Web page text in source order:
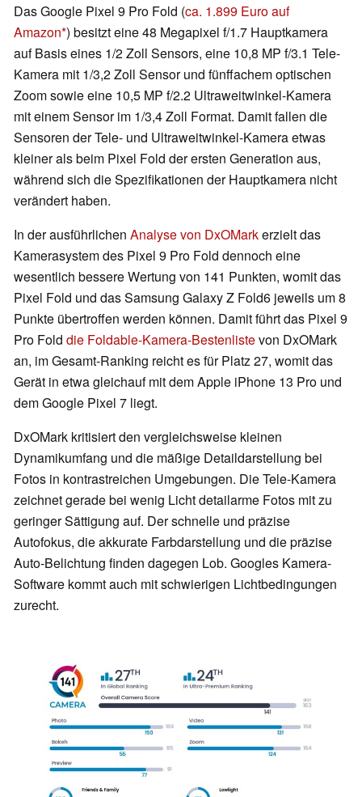
Das Google Pixel 9 Pro Fold (ca. 1.899 Euro auf
Amazon ) besitzt eine 48 Megapixel f/1.7 Hauptkamera
auf Basis eines 1/2 Zoll Sensors, eine 10,8 MP f/3.1 Tele-
Kamera mit 1/3,2 Zoll Sensor und fünffachem optischen
Zoom sowie eine 10,5 MP f/2.2 Ultraweitwinkel-Kamera
mit einem Sensor im 1/3,4 Zoll Format. Damit fallen die
Sensoren der Tele- und Ultraweitwinkel-Kamera etwas
kleiner als beim Pixel Fold der ersten Generation aus,
während sich die Spezifikationen der Hauptkamera nicht
verändert haben.
In der ausführlichen Analyse von DxOMarkerzielt das
Kamerasystem des Pixel 9 Pro Fold dennoch eine
wesentlich bessere Wertung von 141 Punkten, womit das
Pixel Fold und das Samsung Galaxy Z Fold6 jeweils um 8
Punkte übertroffen werden können. Damit führt das Pixel 9
Pro Fold die Foldable-Kamera-Bestenlistevon DxOMark
an, im Gesamt-Ranking reicht es für Platz 27, womit das
Gerät in etwa gleichauf mit dem Apple iPhone 13 Pro und
dem Google Pixel 7 liegt.
DxOMark kritisiert den vergleichsweise kleinen
Dynamikumfang und die mäßige Detaildarstellung bei
Fotos in kontrastreichen Umgebungen. Die Tele-Kamera
zeichnet gerade bei wenig Licht detailarme Fotos mit zu
geringer Sättigung auf. Der schnelle und präzise
Autofokus, die akkurate Farbdarstellung und die präzise
Auto-Belichtung finden dagegen Lob. Googles Kamera-
Software kommt auch mit schwierigen Lichtbedingungen
zurecht.